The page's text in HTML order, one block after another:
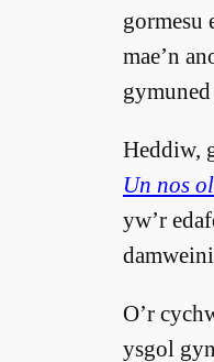
gormesu
mae’n
Heddiw,
Un nos
yw’r
O’r
ysgol